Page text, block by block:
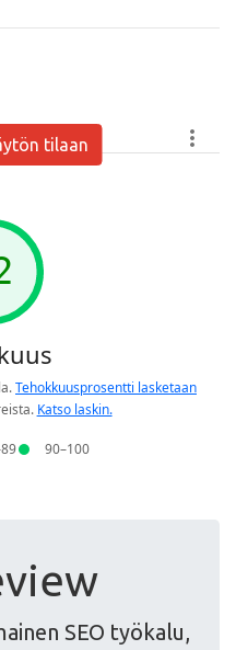
tilaan
SEO työkalu,